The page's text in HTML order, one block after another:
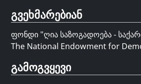
გვეხმარებიან
ფონდი "ღია საზოგადოება -
The National Endowment for
გამოგვყევი